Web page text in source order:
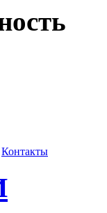
Контакты